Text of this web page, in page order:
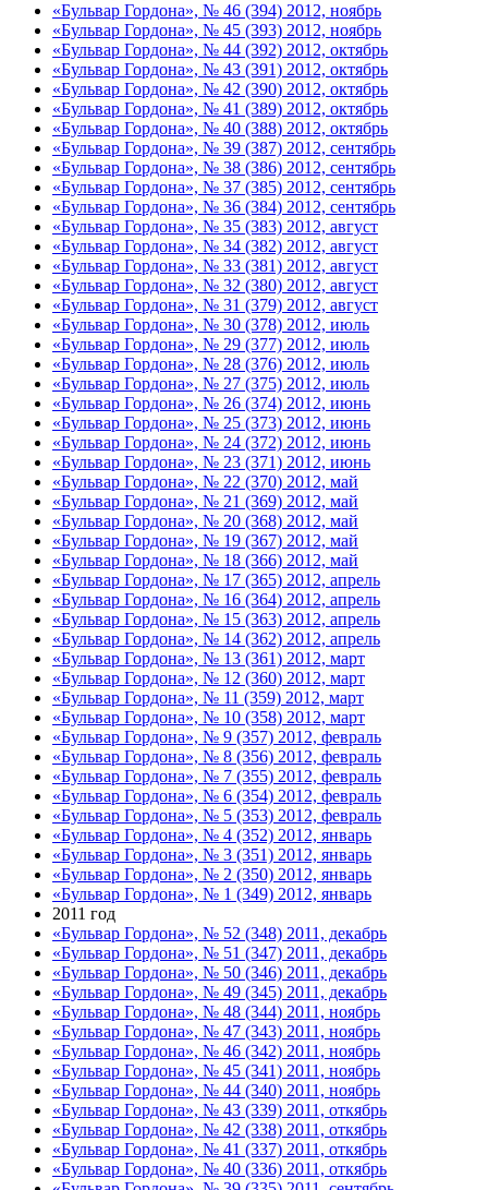
«Бульвар Гордона», № 46 (394) 2012, ноябрь
«Бульвар Гордона», № 45 (393) 2012, ноябрь
«Бульвар Гордона», № 44 (392) 2012, октябрь
«Бульвар Гордона», № 43 (391) 2012, октябрь
«Бульвар Гордона», № 42 (390) 2012, октябрь
«Бульвар Гордона», № 41 (389) 2012, октябрь
«Бульвар Гордона», № 40 (388) 2012, октябрь
«Бульвар Гордона», № 39 (387) 2012, сентябрь
«Бульвар Гордона», № 38 (386) 2012, сентябрь
«Бульвар Гордона», № 37 (385) 2012, сентябрь
«Бульвар Гордона», № 36 (384) 2012, сентябрь
«Бульвар Гордона», № 35 (383) 2012, август
«Бульвар Гордона», № 34 (382) 2012, август
«Бульвар Гордона», № 33 (381) 2012, август
«Бульвар Гордона», № 32 (380) 2012, август
«Бульвар Гордона», № 31 (379) 2012, август
«Бульвар Гордона», № 30 (378) 2012, июль
«Бульвар Гордона», № 29 (377) 2012, июль
«Бульвар Гордона», № 28 (376) 2012, июль
«Бульвар Гордона», № 27 (375) 2012, июль
«Бульвар Гордона», № 26 (374) 2012, июнь
«Бульвар Гордона», № 25 (373) 2012, июнь
«Бульвар Гордона», № 24 (372) 2012, июнь
«Бульвар Гордона», № 23 (371) 2012, июнь
«Бульвар Гордона», № 22 (370) 2012, май
«Бульвар Гордона», № 21 (369) 2012, май
«Бульвар Гордона», № 20 (368) 2012, май
«Бульвар Гордона», № 19 (367) 2012, май
«Бульвар Гордона», № 18 (366) 2012, май
«Бульвар Гордона», № 17 (365) 2012, апрель
«Бульвар Гордона», № 16 (364) 2012, апрель
«Бульвар Гордона», № 15 (363) 2012, апрель
«Бульвар Гордона», № 14 (362) 2012, апрель
«Бульвар Гордона», № 13 (361) 2012, март
«Бульвар Гордона», № 12 (360) 2012, март
«Бульвар Гордона», № 11 (359) 2012, март
«Бульвар Гордона», № 10 (358) 2012, март
«Бульвар Гордона», № 9 (357) 2012, февраль
«Бульвар Гордона», № 8 (356) 2012, февраль
«Бульвар Гордона», № 7 (355) 2012, февраль
«Бульвар Гордона», № 6 (354) 2012, февраль
«Бульвар Гордона», № 5 (353) 2012, февраль
«Бульвар Гордона», № 4 (352) 2012, январь
«Бульвар Гордона», № 3 (351) 2012, январь
«Бульвар Гордона», № 2 (350) 2012, январь
«Бульвар Гордона», № 1 (349) 2012, январь
2011 год
«Бульвар Гордона», № 52 (348) 2011, декабрь
«Бульвар Гордона», № 51 (347) 2011, декабрь
«Бульвар Гордона», № 50 (346) 2011, декабрь
«Бульвар Гордона», № 49 (345) 2011, декабрь
«Бульвар Гордона», № 48 (344) 2011, ноябрь
«Бульвар Гордона», № 47 (343) 2011, ноябрь
«Бульвар Гордона», № 46 (342) 2011, ноябрь
«Бульвар Гордона», № 45 (341) 2011, ноябрь
«Бульвар Гордона», № 44 (340) 2011, ноябрь
«Бульвар Гордона», № 43 (339) 2011, откябрь
«Бульвар Гордона», № 42 (338) 2011, откябрь
«Бульвар Гордона», № 41 (337) 2011, откябрь
«Бульвар Гордона», № 40 (336) 2011, откябрь